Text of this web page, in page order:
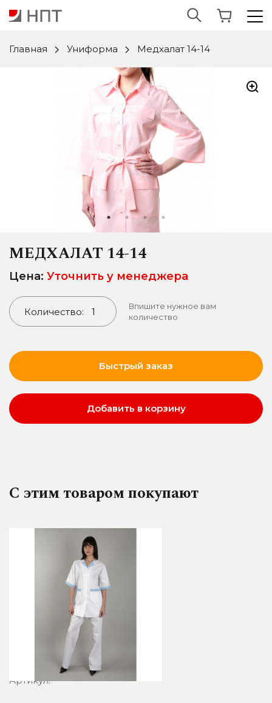
Главная Униформа Медхалат 14-14
МЕДХАЛАТ 14-14
Цена: Уточнить у менеджера
Количество:
Впишите нужное вам
количество
Быстрый заказ
Добавить в корзину
С этим товаром покупают
Блузон 23-5
Артикул: